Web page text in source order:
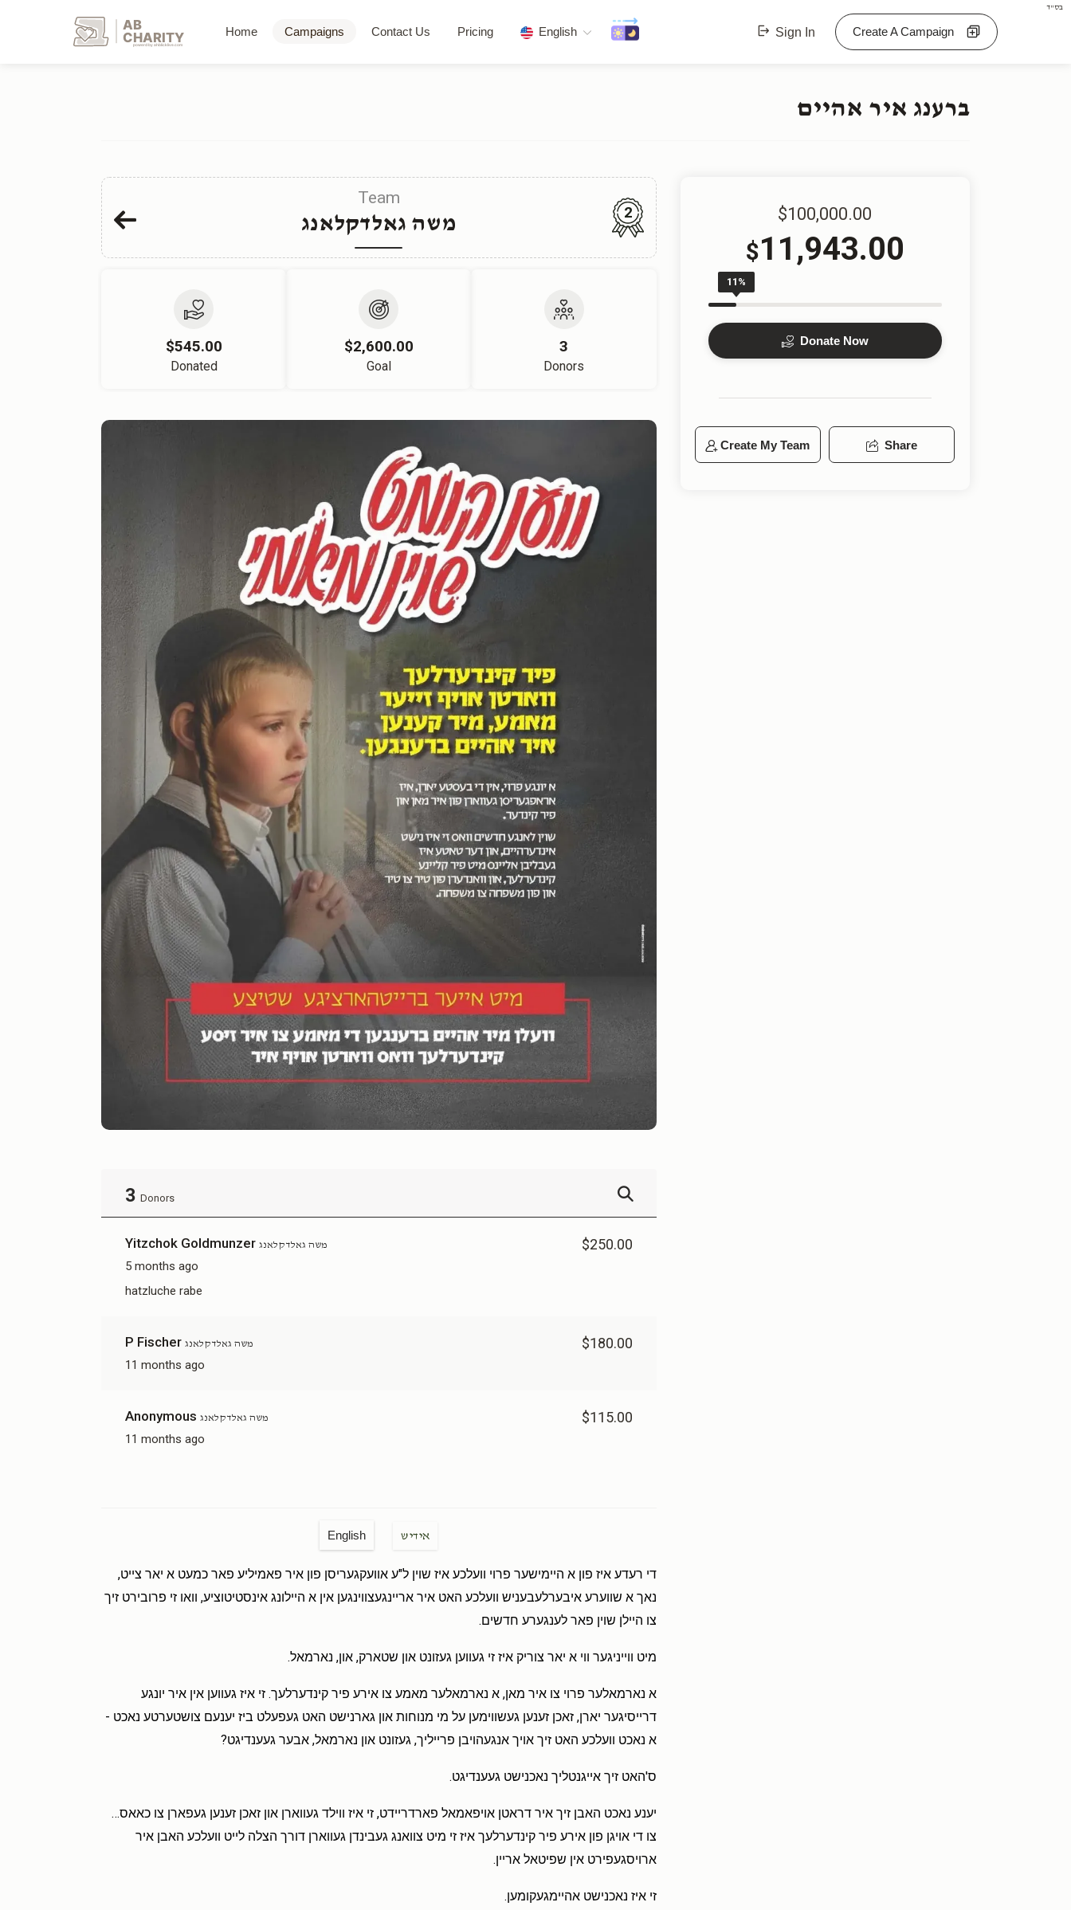
בס"ד
AB
CHARITY
powerd by ahblicklive.com
Home Campaigns Contact Us Pricing English Sign In Create A Campaign
ברענג איר אהיים
Team
משה גאלדקלאנג 2
$545.00
Donated
$2,600.00
Goal
3
Donors
3 Donors
Yitzchok Goldmunzer משה גאלדקלאנג
5 months ago
$250.00
hatzluche rabe
P Fischer משה גאלדקלאנג
11 months ago
$180.00
Anonymous משה גאלדקלאנג
11 months ago
$115.00
English אידיש
די רעדע איז פון א היימישער פרוי וועלכע איז שוין ל"ע אוועקגעריסן פון איר פאמיליע פאר כמעט א יאר צייט,
נאך א שווערע איבערלעבעניש וועלכע האט איר אריינגעצווינגען אין א היילונג אינסטיטוציע, וואו זי פרובירט זיך
צו היילן שוין פאר לענגערע חדשים.
מיט ווייניגער ווי א יאר צוריק איז זי געווען געזונט און שטארק, און, נארמאל.
א נארמאלער פרוי צו איר מאן, א נארמאלער מאמע צו אירע פיר קינדערלעך. זי איז געווען אין איר יונגע
דרייסיגער יארן, זאכן זענען געשווימען על מי מנוחות און גארנישט האט געפעלט ביז יענעם צושטערטע נאכט -
א נאכט וועלכע האט זיך אויך אנגעהויבן פרייליך, געזונט און נארמאל, אבער געענדיגט?
ס'האט זיך אייגנטליך נאכנישט געענדיגט.
יענע נאכט האבן זיך איר דראטן אויפאמאל פארדריידט, זי איז ווילד געווארן און זאכן זענען געפארן צו כאאס…
צו די אויגן פון אירע פיר קינדערלעך איז זי מיט צוואנג געבינדן געווארן דורך הצלה לייט וועלכע האבן איר
ארויסגעפירט אין שפיטאל אריין.
זי איז נאכנישט אהיימגעקומען.
$100,000.00
$11,943.00
11%
Donate Now
Create My Team Share